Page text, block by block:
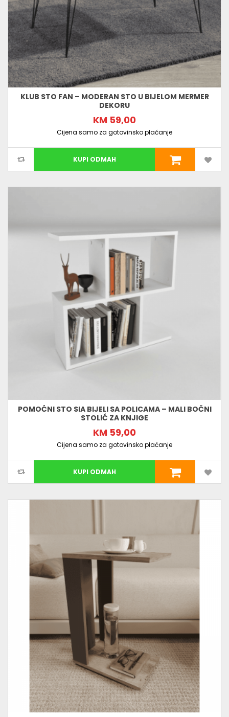
KLUB STO FAN – MODERAN STO U BIJELOM MERMER
DEKORU
KM 59,00
Cijena samo za gotovinsko plaćanje
KUPI ODMAH
POMOĆNI STO SIA BIJELI SA POLICAMA – MALI BOČNI
STOLIĆ ZA KNJIGE
KM 59,00
Cijena samo za gotovinsko plaćanje
KUPI ODMAH